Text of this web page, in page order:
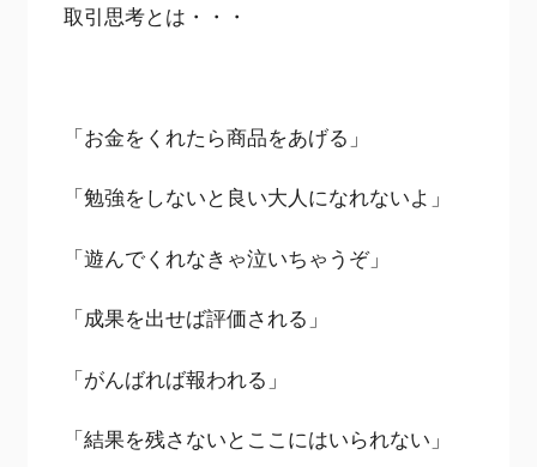
取引思考とは・・・
「お金をくれたら商品をあげる」
「勉強をしないと良い大人になれないよ」
「遊んでくれなきゃ泣いちゃうぞ」
「成果を出せば評価される」
「がんばれば報われる」
「結果を残さないとここにはいられない」